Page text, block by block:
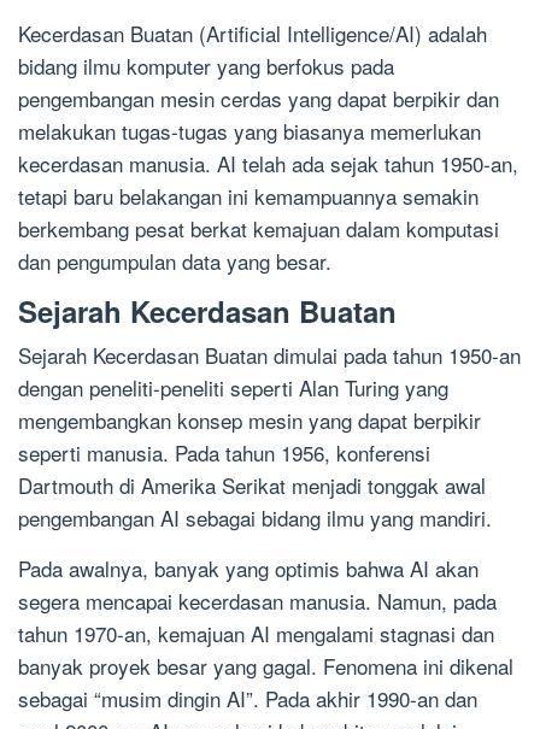
Kecerdasan Buatan (Artificial Intelligence/AI) adalah
bidang ilmu komputer yang berfokus pada
pengembangan mesin cerdas yang dapat berpikir dan
melakukan tugas-tugas yang biasanya memerlukan
kecerdasan manusia. AI telah ada sejak tahun 1950-an,
tetapi baru belakangan ini kemampuannya semakin
berkembang pesat berkat kemajuan dalam komputasi
dan pengumpulan data yang besar.
Sejarah Kecerdasan Buatan
Sejarah Kecerdasan Buatan dimulai pada tahun 1950-an
dengan peneliti-peneliti seperti Alan Turing yang
mengembangkan konsep mesin yang dapat berpikir
seperti manusia. Pada tahun 1956, konferensi
Dartmouth di Amerika Serikat menjadi tonggak awal
pengembangan AI sebagai bidang ilmu yang mandiri.
Pada awalnya, banyak yang optimis bahwa AI akan
segera mencapai kecerdasan manusia. Namun, pada
tahun 1970-an, kemajuan AI mengalami stagnasi dan
banyak proyek besar yang gagal. Fenomena ini dikenal
sebagai “musim dingin AI”. Pada akhir 1990-an dan